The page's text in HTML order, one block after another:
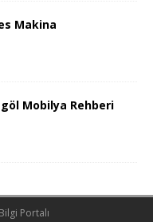
Makina
Mobilya Rehberi
Portalı